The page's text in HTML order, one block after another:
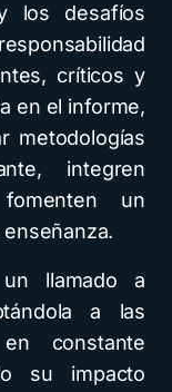
los desafíos
críticos y
en el informe,
metodologías
integren
un
llamado a
a las
constante
su impacto